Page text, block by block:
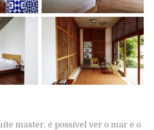
master, é possível ver o mar e o